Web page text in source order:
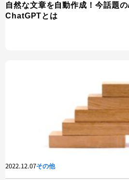
自然な文章を自動作成！今話題の
ChatGPTとは
2022.12.07その他